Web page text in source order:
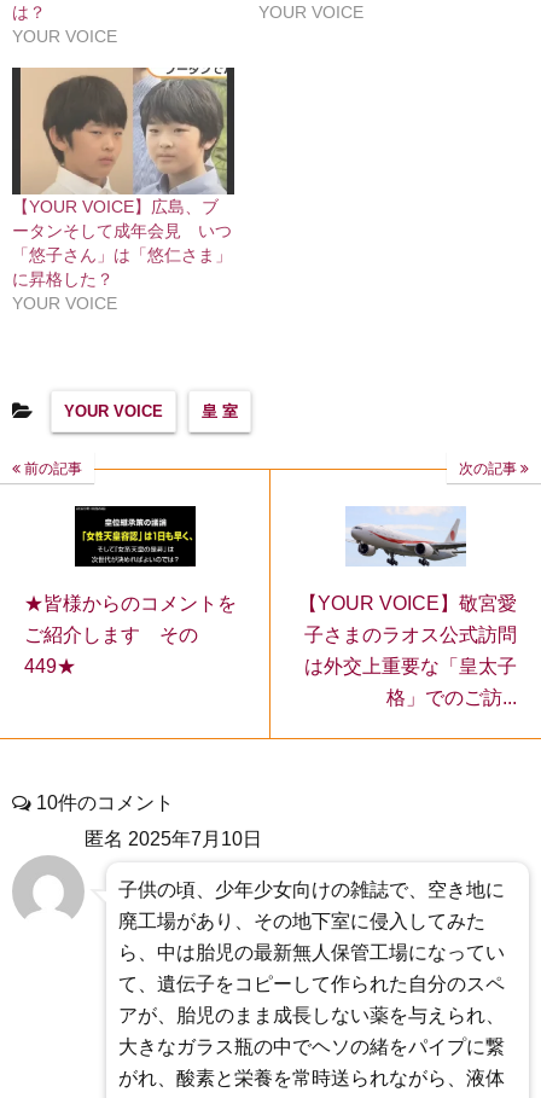
は？
YOUR VOICE
YOUR VOICE
【YOUR VOICE】広島、ブ
ータンそして成年会見 いつ
「悠子さん」は「悠仁さま」
に昇格した？
YOUR VOICE
YOUR VOICE 皇 室
前の記事
★皆様からのコメントを
ご紹介します その
449★
次の記事
【YOUR VOICE】敬宮愛
子さまのラオス公式訪問
は外交上重要な「皇太子
格」でのご訪...
10件のコメント
匿名 2025年7月10日
子供の頃、少年少女向けの雑誌で、空き地に
廃工場があり、その地下室に侵入してみた
ら、中は胎児の最新無人保管工場になってい
て、遺伝子をコピーして作られた自分のスペ
アが、胎児のまま成長しない薬を与えられ、
大きなガラス瓶の中でヘソの緒をパイプに繋
がれ、酸素と栄養を常時送られながら、液体